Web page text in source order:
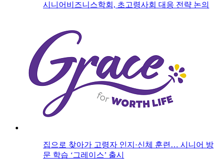
시니어비즈니스학회, 초고령사회 대응 전략 논의
집으로 찾아가 고령자 인지·신체 훈련… 시니어 방
문 학습 ‘그레이스’ 출시